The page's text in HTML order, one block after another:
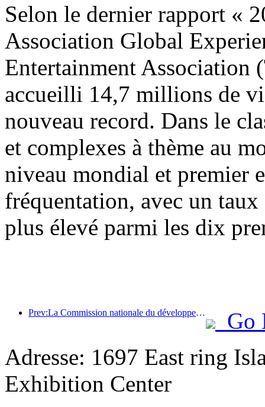
Selon le dernier rapport «
Association Global
Entertainment Association
accueilli 14,7 millions de
nouveau record. Dans le
et complexes à thème au
niveau mondial et premier
fréquentation, avec un
plus élevé parmi les dix
Prev:La Commission nationale du développement et de la réforme a publié le premier lot de 49 destinations sportives de plein air de haute qualité
Go
Adresse: 1697 East ring
Exhibition Center